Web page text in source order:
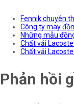
Fennik chuyên
Công ty may
Những mẫu
Chất vải
Chất vải
Phản hồi